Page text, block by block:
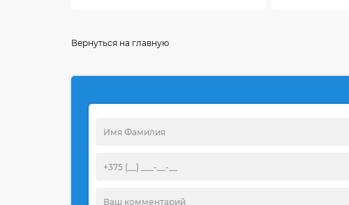
Вернуться на главную